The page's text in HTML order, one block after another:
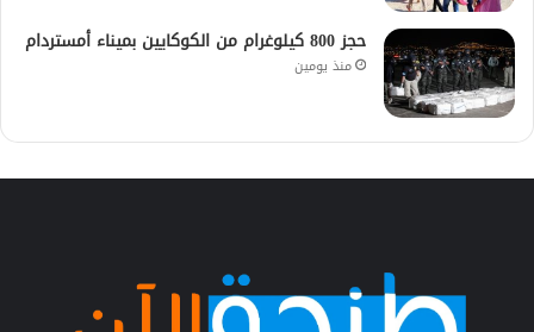
حجز 800 كيلوغرام من الكوكايين بميناء أمستردام
منذ يومين